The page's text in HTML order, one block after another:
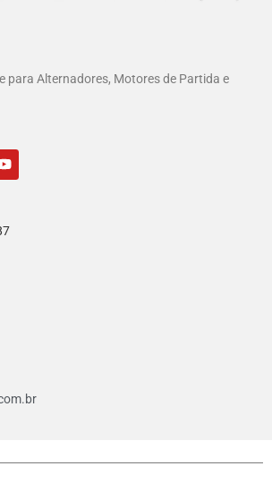
para Alternadores, Motores de Partida e